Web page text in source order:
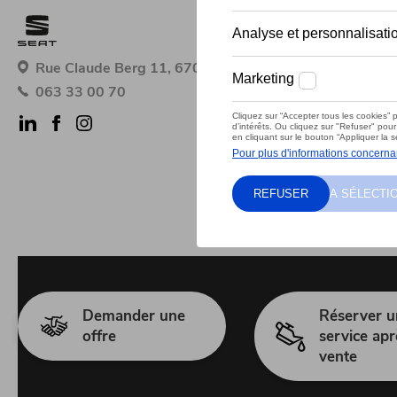
Rue Claude Berg 11, 6700 Arlon
063 33 00 70
Demander une
offre
Réserver
service
vente